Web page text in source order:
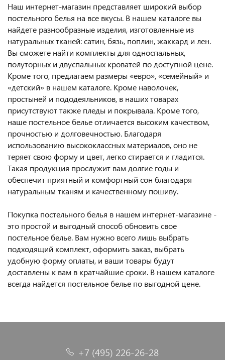
Наш интернет-магазин представляет широкий выбор
постельного белья на все вкусы. В нашем каталоге вы
найдете разнообразные изделия, изготовленные из
натуральных тканей: сатин, бязь, поплин, жаккард и лен.
Вы сможете найти комплекты для односпальных,
полуторных и двуспальных кроватей по доступной цене.
Кроме того, предлагаем размеры «евро», «семейный» и
«детский» в нашем каталоге. Кроме наволочек,
простыней и пододеяльников, в наших товарах
присутствуют также пледы и покрывала. Кроме того,
наше постельное белье отличается высоким качеством,
прочностью и долговечностью. Благодаря
использованию высококлассных материалов, оно не
теряет свою форму и цвет, легко стирается и гладится.
Такая продукция прослужит вам долгие годы и
обеспечит приятный и комфортный сон благодаря
натуральным тканям и качественному пошиву.
Покупка постельного белья в нашем интернет-магазине -
это простой и выгодный способ обновить свое
постельное белье. Вам нужно всего лишь выбрать
подходящий комплект, оформить заказ, выбрать
удобную форму оплаты, и ваши товары будут
доставлены к вам в кратчайшие сроки. В нашем каталоге
всегда найдется постельное белье по выгодной цене.
+7 (495) 226-26-28